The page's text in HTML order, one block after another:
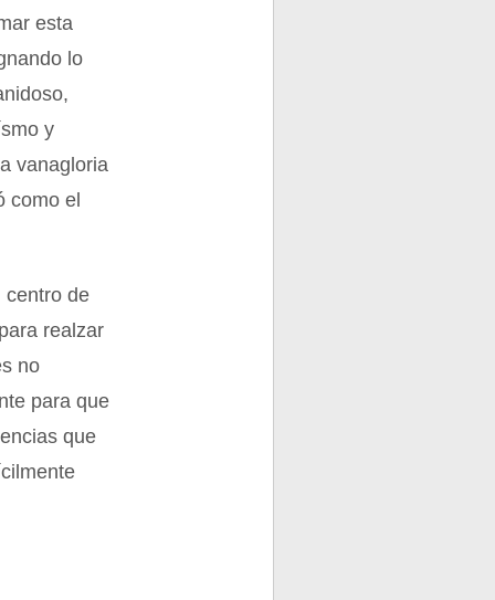
esta
lo
y
vanagloria
como el
centro de
realzar
no
para que
que